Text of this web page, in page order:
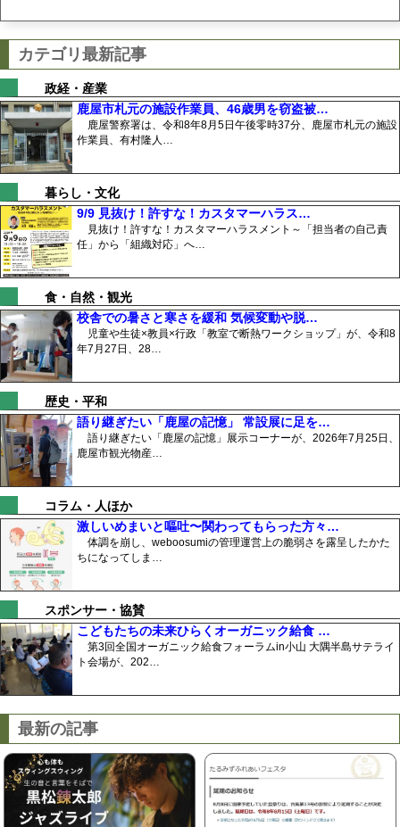
カテゴリ最新記事
政経・産業
鹿屋市札元の施設作業員、46歳男を窃盗被…
鹿屋警察署は、令和8年8月5日午後零時37分、鹿屋市札元の施設
作業員、有村隆人…
暮らし・文化
9/9 見抜け！許すな！カスタマーハラス…
見抜け！許すな！カスタマーハラスメント～「担当者の自己責
任」から「組織対応」へ…
食・自然・観光
校舎での暑さと寒さを緩和 気候変動や脱…
児童や生徒×教員×行政「教室で断熱ワークショップ」が、令和8
年7月27日、28…
歴史・平和
語り継ぎたい「鹿屋の記憶」 常設展に足を…
語り継ぎたい「鹿屋の記憶」展示コーナーが、2026年7月25日、
鹿屋市観光物産…
コラム・人ほか
激しいめまいと嘔吐〜関わってもらった方々…
体調を崩し、weboosumiの管理運営上の脆弱さを露呈したかた
ちになってしま…
スポンサー・協賛
こどもたちの未来ひらくオーガニック給食 …
第3回全国オーガニック給食フォーラムin小山 大隅半島サテライ
ト会場が、202…
最新の記事